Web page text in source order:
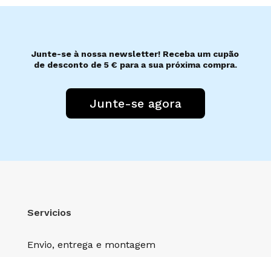
Junte-se à nossa newsletter! Receba um cupão
de desconto de 5 € para a sua próxima compra.
Junte-se agora
Servicios
Envio, entrega e montagem